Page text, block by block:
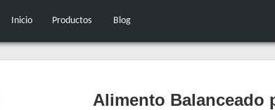
Inicio Productos Blog
Alimento Balanceado